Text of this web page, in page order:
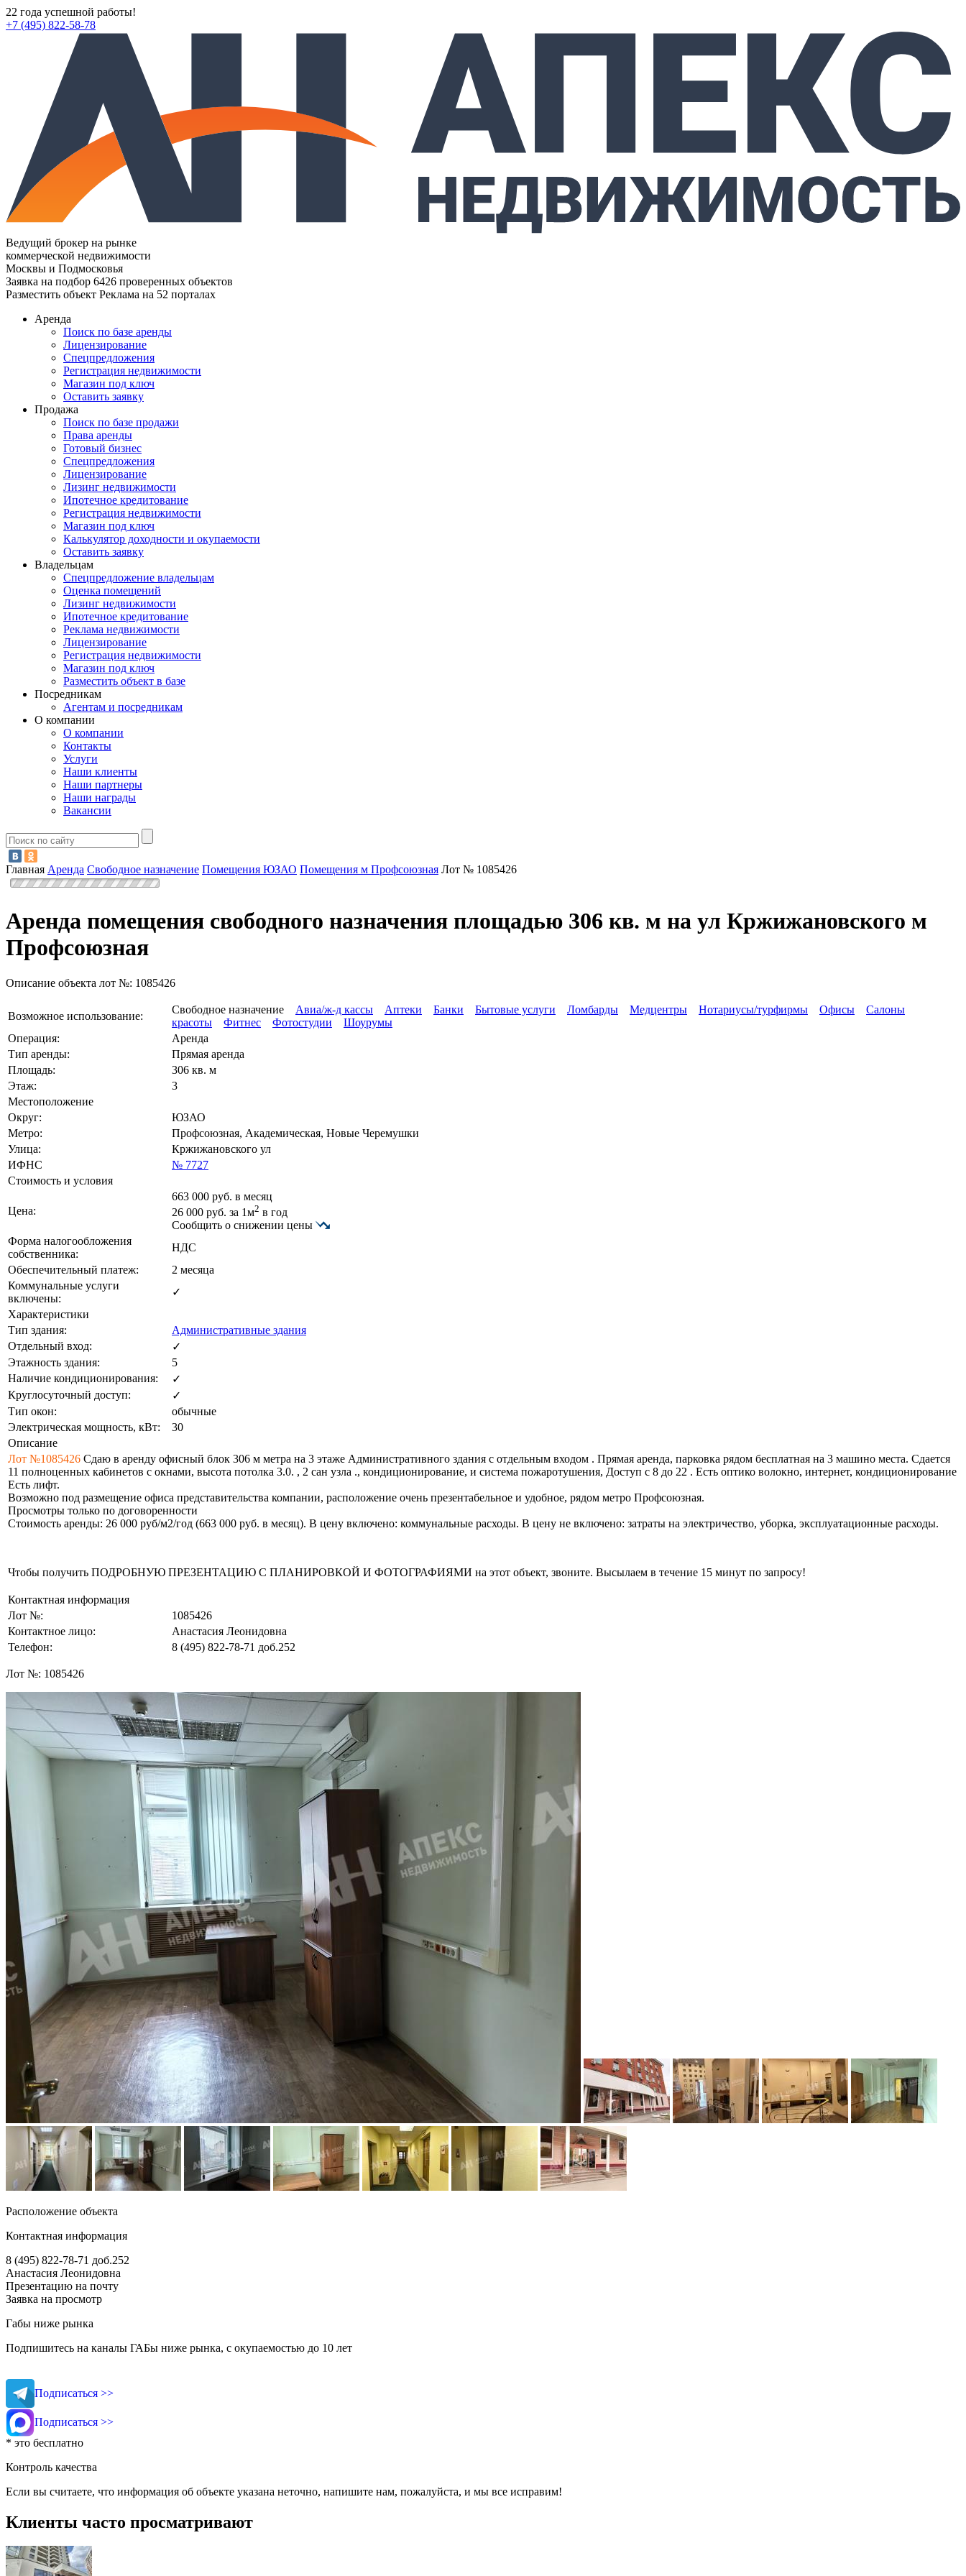
22 года успешной работы!
+7 (495) 822-58-78
Ведущий брокер на рынке
коммерческой недвижимости
Москвы и Подмосковья
Заявка на подбор 6426 проверенных объектов
Разместить объект Реклама на 52 порталах
Аренда
Поиск по базе аренды
Лицензирование
Спецпредложения
Регистрация недвижимости
Магазин под ключ
Оставить заявку
Продажа
Поиск по базе продажи
Права аренды
Готовый бизнес
Спецпредложения
Лицензирование
Лизинг недвижимости
Ипотечное кредитование
Регистрация недвижимости
Магазин под ключ
Калькулятор доходности и окупаемости
Оставить заявку
Владельцам
Спецпредложение владельцам
Оценка помещений
Лизинг недвижимости
Ипотечное кредитование
Реклама недвижимости
Лицензирование
Регистрация недвижимости
Магазин под ключ
Разместить объект в базе
Посредникам
Агентам и посредникам
О компании
О компании
Контакты
Услуги
Наши клиенты
Наши партнеры
Наши награды
Вакансии
Главная Аренда Свободное назначение Помещения ЮЗАО Помещения м Профсоюзная Лот № 1085426
Аренда помещения свободного назначения площадью 306 кв. м на ул Кржижановского м
Профсоюзная
Описание объекта лот №: 1085426
Возможное использование:
Свободное назначение Авиа/ж-д кассы Аптеки Банки Бытовые услуги Ломбарды Медцентры Нотариусы/турфирмы Офисы
Салоны
красоты
Фитнес Фотостудии
Шоурумы
Операция:
Аренда
Тип аренды:
Прямая аренда
Площадь:
306 кв. м
Этаж:
3
Местоположение
Округ:
ЮЗАО
Метро:
Профсоюзная, Академическая, Новые Черемушки
Улица:
Кржижановского ул
ИФНС
№ 7727
Стоимость и условия
Цена:
663 000 руб. в месяц
26 000 руб. за 1м2 в год
Сообщить о снижении цены
Форма налогообложения
собственника:
НДС
Обеспечительный платеж:
2 месяца
Коммунальные услуги
включены:
✓
Характеристики
Тип здания:
Административные здания
Отдельный вход:
✓
Этажность здания:
5
Наличие кондиционирования:
✓
Круглосуточный доступ:
✓
Тип окон:
обычные
Электрическая мощность, кВт:
30
Описание
Лот №1085426 Сдаю в аренду офисный блок 306 м метра на 3 этаже Административного здания с отдельным входом . Прямая аренда, парковка рядом бесплатная на 3 машино места. Сдается
11 полноценных кабинетов с окнами, высота потолка 3.0. , 2 сан узла ., кондиционирование, и система пожаротушения, Доступ с 8 до 22 . Есть оптико волокно, интернет, кондиционирование
Есть лифт.
Возможно под размещение офиса представительства компании, расположение очень презентабельное и удобное, рядом метро Профсоюзная.
Просмотры только по договоренности
Стоимость аренды: 26 000 руб/м2/год (663 000 руб. в месяц). В цену включено: коммунальные расходы. В цену не включено: затраты на электричество, уборка, эксплуатационные расходы.
Чтобы получить ПОДРОБНУЮ ПРЕЗЕНТАЦИЮ С ПЛАНИРОВКОЙ И ФОТОГРАФИЯМИ на этот объект, звоните. Высылаем в течение 15 минут по запросу!
Контактная информация
Лот №:
1085426
Контактное лицо:
Анастасия Леонидовна
Телефон:
8 (495) 822-78-71 доб.252
Лот №: 1085426
Расположение объекта
Контактная информация
8 (495) 822-78-71 доб.252
Анастасия Леонидовна
Презентацию на почту
Заявка на просмотр
Габы ниже рынка
Подпишитесь на каналы ГАБы ниже рынка, с окупаемостью до 10 лет
Подписаться >>
Подписаться >>
* это бесплатно
Контроль качества
Если вы считаете, что информация об объекте указана неточно, напишите нам, пожалуйста, и мы все исправим!
Клиенты часто просматривают